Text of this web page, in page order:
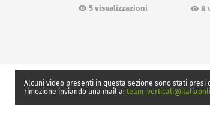
5 visualizzazioni
8
Alcuni video presenti in questa sezione sono stati
rimozione inviando una mail a: